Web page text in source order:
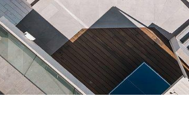
מקרן
גישה לנכים
קבוצות גדולות
בריכה מקורה